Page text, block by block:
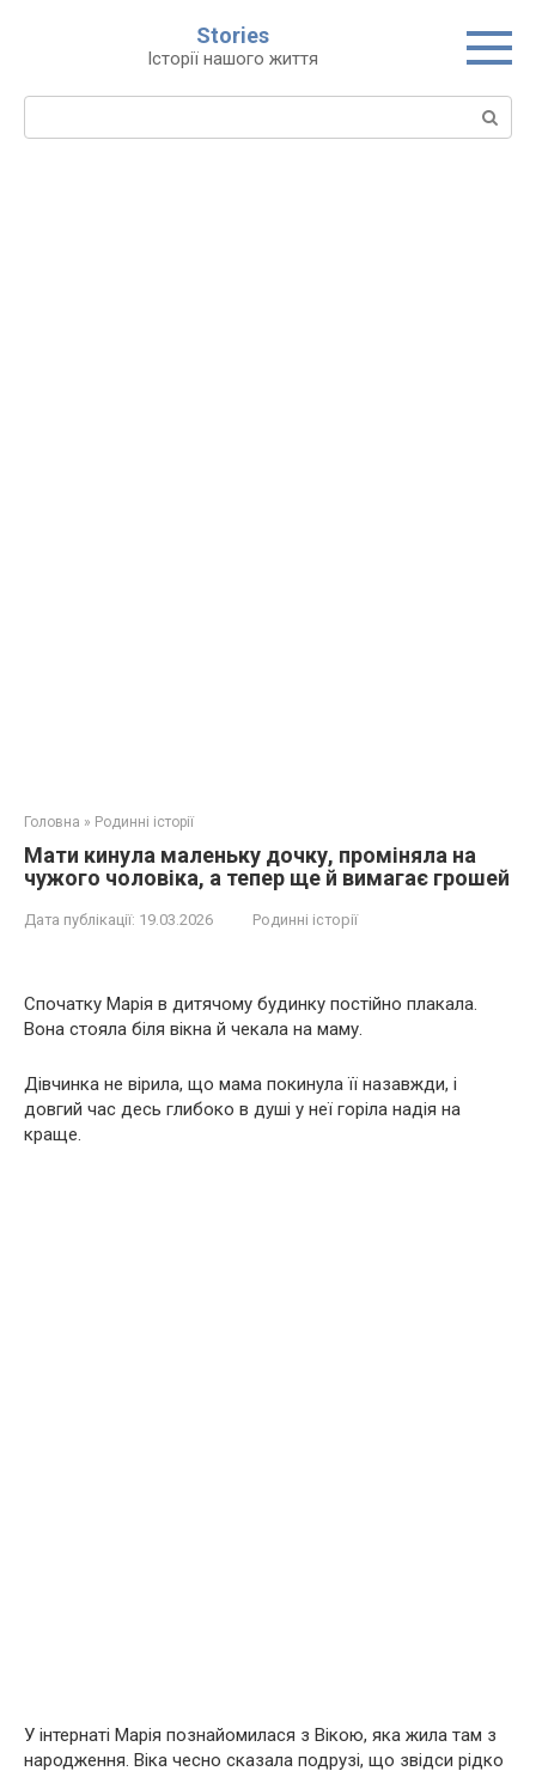
Stories
Історії нашого життя
Пошук:
Головна » Родинні історії
Мати кинула маленьку дочку, проміняла на
чужого чоловіка, а тепер ще й вимагає грошей
Дата публікації: 19.03.2026 Родинні історії
Спочатку Марія в дитячому будинку постійно плакала.
Вона стояла біля вікна й чекала на маму.
Дівчинка не вірила, що мама покинула її назавжди, і
довгий час десь глибоко в душі у неї горіла надія на
краще.
У інтернаті Марія познайомилася з Вікою, яка жила там з
народження. Віка чесно сказала подрузі, що звідси рідко